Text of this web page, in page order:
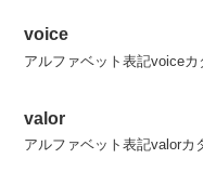
voice
アルファベット表記voice
valor
アルファベット表記valorカ